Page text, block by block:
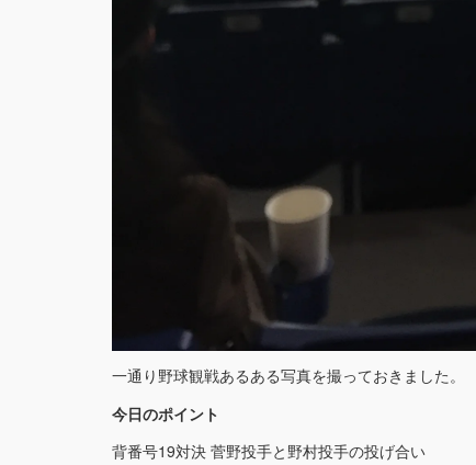
一通り野球観戦あるある写真を撮っておきました。
今日のポイント
背番号19対決 菅野投手と野村投手の投げ合い